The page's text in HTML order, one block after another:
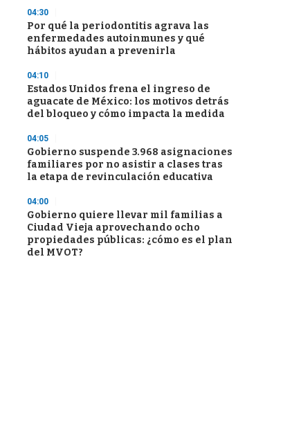
04:30
Por qué la periodontitis agrava las
enfermedades autoinmunes y qué
hábitos ayudan a prevenirla
04:10
Estados Unidos frena el ingreso de
aguacate de México: los motivos detrás
del bloqueo y cómo impacta la medida
04:05
Gobierno suspende 3.968 asignaciones
familiares por no asistir a clases tras
la etapa de revinculación educativa
04:00
Gobierno quiere llevar mil familias a
Ciudad Vieja aprovechando ocho
propiedades públicas: ¿cómo es el plan
del MVOT?